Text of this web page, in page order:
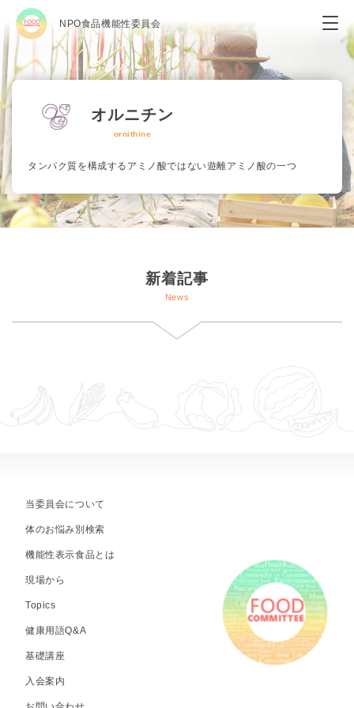
NPO食品機能性委員会
オルニチン
ornithine
タンパク質を構成するアミノ酸ではない遊離アミノ酸の一つ
新着記事
News
当委員会について
体のお悩み別検索
機能性表示食品とは
現場から
Topics
健康用語Q&A
基礎講座
入会案内